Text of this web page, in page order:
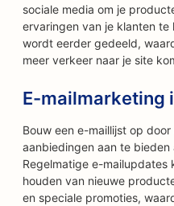
sociale media om je
ervaringen van je klanten te
wordt eerder gedeeld,
meer verkeer naar je site
E-mailmarketing
Bouw een e-maillijst op
aanbiedingen aan te
Regelmatige e-
houden van nieuwe
en speciale promoties,